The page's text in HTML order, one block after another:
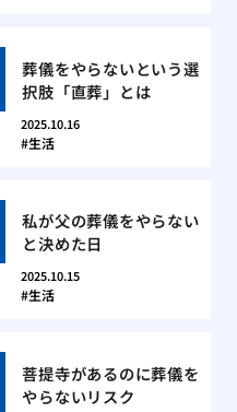
葬儀をやらないという選
択肢「直葬」とは
2025.10.16
生活
私が父の葬儀をやらない
と決めた日
2025.10.15
生活
菩提寺があるのに葬儀を
やらないリスク